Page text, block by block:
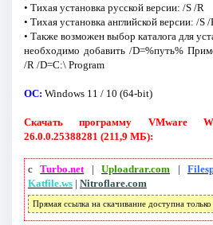
• Тихая установка русской версии: /S /R
• Тихая установка английской версии: /S /
• Также возможен выбор каталога для
необходимо добавить /D=%путь%
/R /D=C:\ Program
ОС: Windows 11 / 10 (64-bit)
Скачать программу VMware
26.0.0.25388281 (211,9 МБ):
сTurbo.net |Uploadrar.com |
Katfile.ws| Nitroflare.com
Прямая ссылка на скачивание доступна